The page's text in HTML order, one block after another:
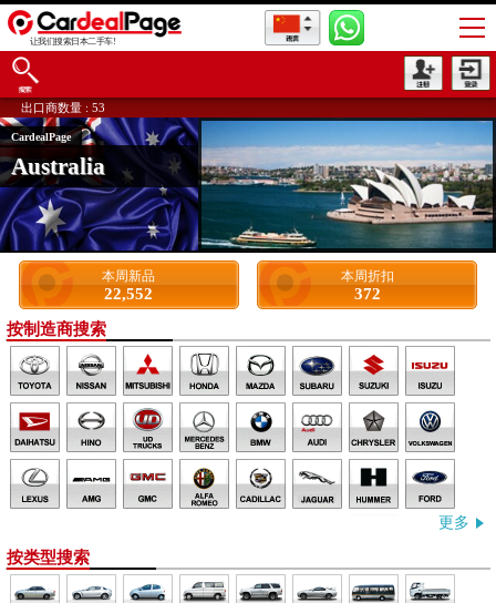
让我们搜索日本二手车!
库存总数 : 163,939
出口商数量 : 53
当地经销商数量 : 6
CardealPage
Australia
Australia
本周新品
22,552
本周折扣
372
按制造商搜索
更多
按类型搜索